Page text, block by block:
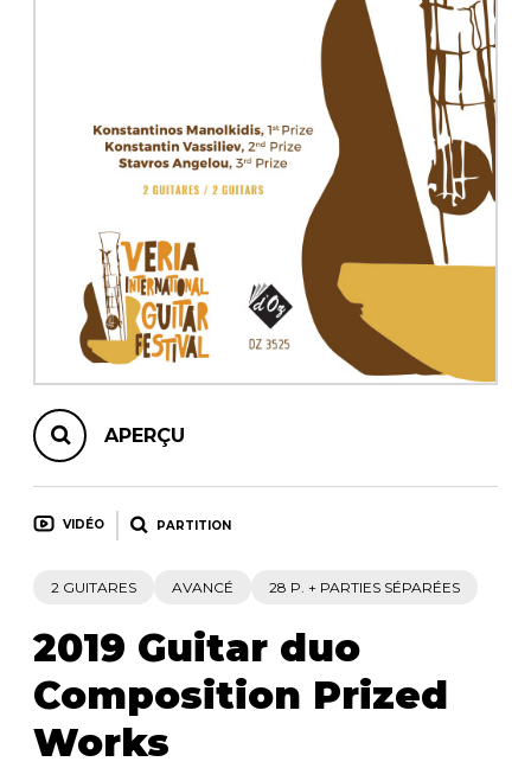
APERÇU
VIDÉO PARTITION
2 GUITARES AVANCÉ 28 P. + PARTIES SÉPARÉES
2019 Guitar duo
Composition Prized
Works